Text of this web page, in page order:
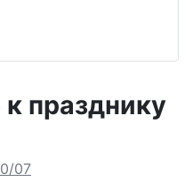
празднику
07